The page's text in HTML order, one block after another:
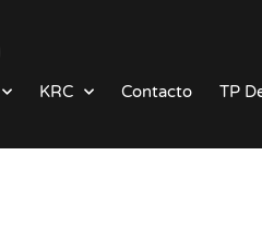
KRC Contacto TP